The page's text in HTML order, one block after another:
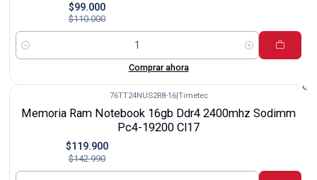
$99.000
$110.000
Cantidad
Comprar ahora
76TT24NUS2R8-16| Timetec
Memoria Ram Notebook 16gb Ddr4 2400mhz Sodimm
Pc4-19200 Cl17
$119.900
$142.990